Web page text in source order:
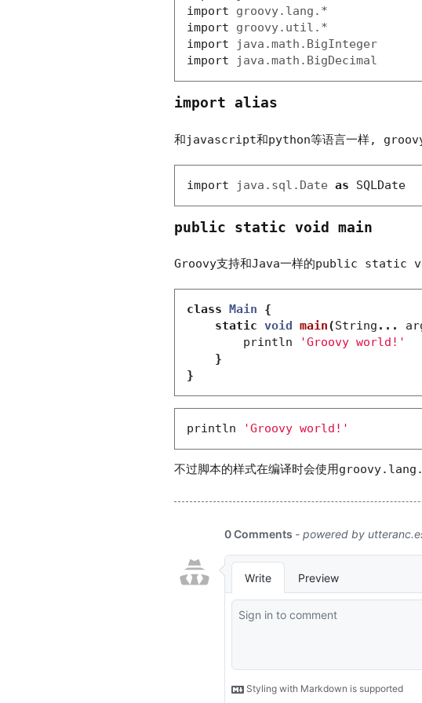
import
groovy.lang.*
import
groovy.util.*
import
java.math.BigInteger
import
java.math.BigDecimal
import alias
和javascript和python等语言一样,
import java.sql.Date as SQLDate
public static void main
Groovy支持和Java一样的public static
class Main
{
static void main(String ...
println
'Groovy world!'
}
}
println 'Groovy world!'
不过脚本的样式在编译时会使用